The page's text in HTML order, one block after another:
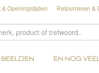
& Openingstijden Retourneren &
BEELDEN EN NOG